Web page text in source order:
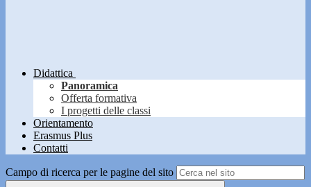
Didattica
Panoramica
Offerta formativa
I progetti delle classi
Orientamento
Erasmus Plus
Contatti
Campo di ricerca per le pagine del sito